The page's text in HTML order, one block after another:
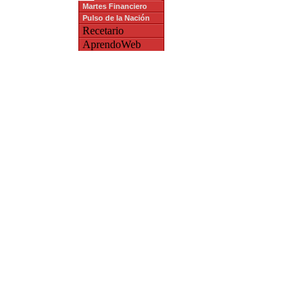
Martes Financiero
Pulso de la Nación
Recetario
AprendoWeb